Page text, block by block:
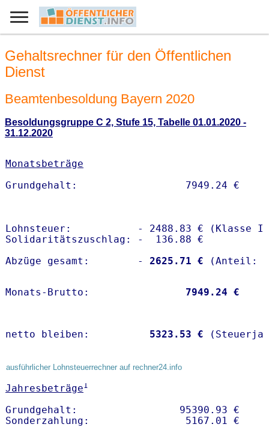
Gehaltsrechner für den Öffentlichen
Dienst
Beamtenbesoldung Bayern 2020
Besoldungsgruppe C 2, Stufe 15, Tabelle 01.01.2020 -
31.12.2020
Monatsbeträge
Lohnsteuer:           - 2488.83 € (Klasse I)
Solidaritätszuschlag: -  136.88 €
Abzüge gesamt:        -
2625.71 €
Monats-Brutto: 7949.24 €
netto bleiben: 5323.53 €
ausführlicher Lohnsteuerrechner auf rechner24.info
Jahresbeträge1
Grundgehalt:                 95390.93 €